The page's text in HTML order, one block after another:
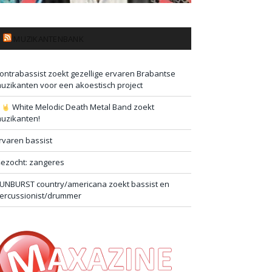
zoekt gezellige ervaren Brabantse
voor een akoestisch project
White Melodic Death Metal Band zoekt
bassist
zangeres
country/americana zoekt bassist en
drummer